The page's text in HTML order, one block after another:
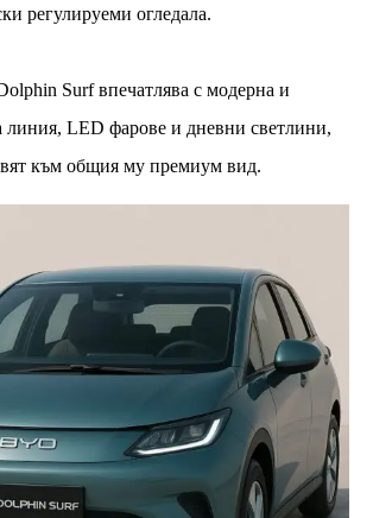
регулируеми огледала.
Surf впечатлява с модерна и
линия, LED фарове и дневни светлини,
към общия му премиум вид.